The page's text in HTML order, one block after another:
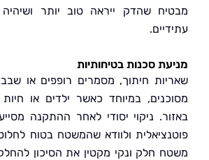
שהדק ייראה טוב יותר ושיהיה מוגן
סכנות בטיחותיות
חיתוך, מסמרים רופפים או שבבי עץ
במיוחד כאשר ילדים או חיות מחמד
ניקוי יסודי לאחר ההתקנה מסייע
ולוודא שהמשטח בטוח לחלוטין
חלק ונקי מקטין את הסיכון להחלקה או